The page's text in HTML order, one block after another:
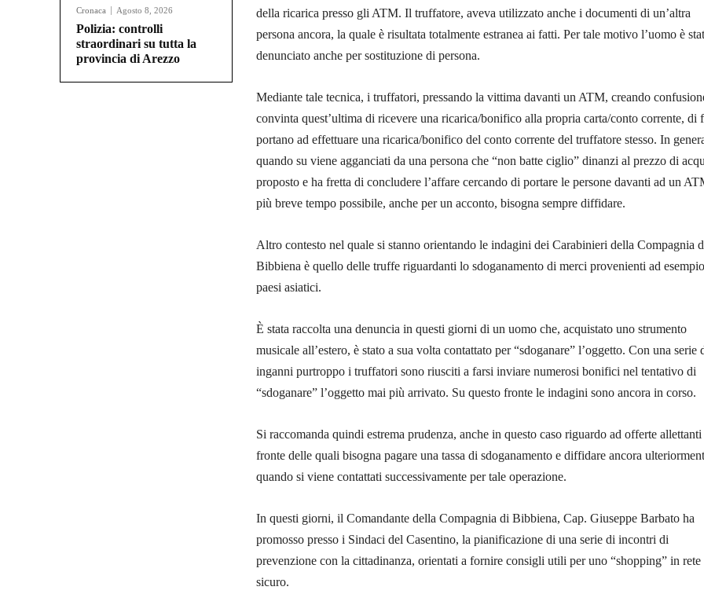
Cronaca Agosto 8, 2026
Polizia: controlli
straordinari su tutta la
provincia di Arezzo
della ricarica presso gli ATM. Il truffatore, aveva utilizzato anche i documenti di un’altra
persona ancora, la quale è risultata totalmente estranea ai fatti. Per tale motivo l’uomo è
denunciato anche per sostituzione di persona.
Mediante tale tecnica, i truffatori, pressando la vittima davanti un ATM, creando
convinta quest’ultima di ricevere una ricarica/bonifico alla propria carta/conto corrente, di
portano ad effettuare una ricarica/bonifico del conto corrente del truffatore stesso. In
quando su viene agganciati da una persona che “non batte ciglio” dinanzi al prezzo di
proposto e ha fretta di concludere l’affare cercando di portare le persone davanti ad un
più breve tempo possibile, anche per un acconto, bisogna sempre diffidare.
Altro contesto nel quale si stanno orientando le indagini dei Carabinieri della Compagnia
Bibbiena è quello delle truffe riguardanti lo sdoganamento di merci provenienti ad
paesi asiatici.
È stata raccolta una denuncia in questi giorni di un uomo che, acquistato uno strumento
musicale all’estero, è stato a sua volta contattato per “sdoganare” l’oggetto. Con una serie
inganni purtroppo i truffatori sono riusciti a farsi inviare numerosi bonifici nel tentativo di
“sdoganare” l’oggetto mai più arrivato. Su questo fronte le indagini sono ancora in corso.
Si raccomanda quindi estrema prudenza, anche in questo caso riguardo ad offerte allettanti
fronte delle quali bisogna pagare una tassa di sdoganamento e diffidare ancora
quando si viene contattati successivamente per tale operazione.
In questi giorni, il Comandante della Compagnia di Bibbiena, Cap. Giuseppe Barbato ha
promosso presso i Sindaci del Casentino, la pianificazione di una serie di incontri di
prevenzione con la cittadinanza, orientati a fornire consigli utili per uno “shopping” in rete
sicuro.